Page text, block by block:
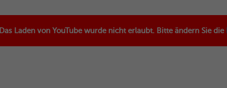
Das Laden von YouTube wurde nicht erlaubt. Bitte ändern Sie die